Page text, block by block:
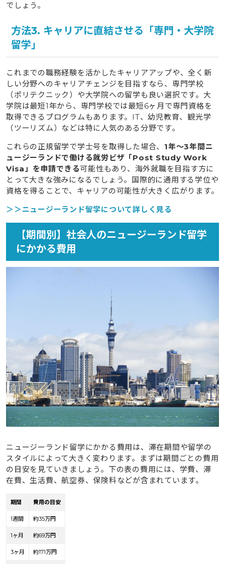
でしょう。
方法3. キャリアに直結させる「専門・大学院
留学」
これまでの職務経験を活かしたキャリアアップや、全く新
しい分野へのキャリアチェンジを目指すなら、専門学校
（ポリテクニック）や大学院への留学も良い選択です。大
学院は最短1年から、専門学校では最短6ヶ月で専門資格を
取得できるプログラムもあります。IT、幼児教育、観光学
（ツーリズム）などは特に人気のある分野です。
これらの正規留学で学士号を取得した場合、 1年〜3年間ニ
ュージーランドで働ける就労ビザ「Post Study Work
Visa」を申請できる可能性もあり、海外就職を目指す方に
とって大きな強みになるでしょう。国際的に通用する学位や
資格を得ることで、キャリアの可能性が大きく広がります。
＞＞ニュージーランド留学について詳しく見る
【期間別】社会人のニュージーランド留学
にかかる費用
ニュージーランド留学にかかる費用は、滞在期間や留学の
スタイルによって大きく変わります。まずは期間ごとの費用
の目安を見ていきましょう。下の表の費用には、学費、滞
在費、生活費、航空券、保険料などが含まれています。
期間 費用の目安
1週間 約35万円
1ヶ月 約69万円
3ヶ月 約171万円